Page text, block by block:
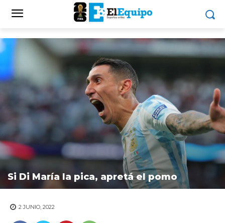
Si Di María la pica, apretá el pomo
2 JUNIO, 2022